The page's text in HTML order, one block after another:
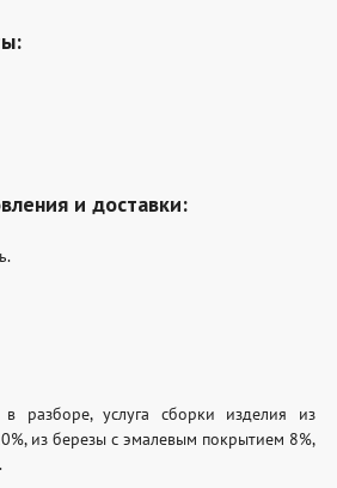
и доставки:
в разборе, услуга сборки изделия из
из березы с эмалевым покрытием 8%,